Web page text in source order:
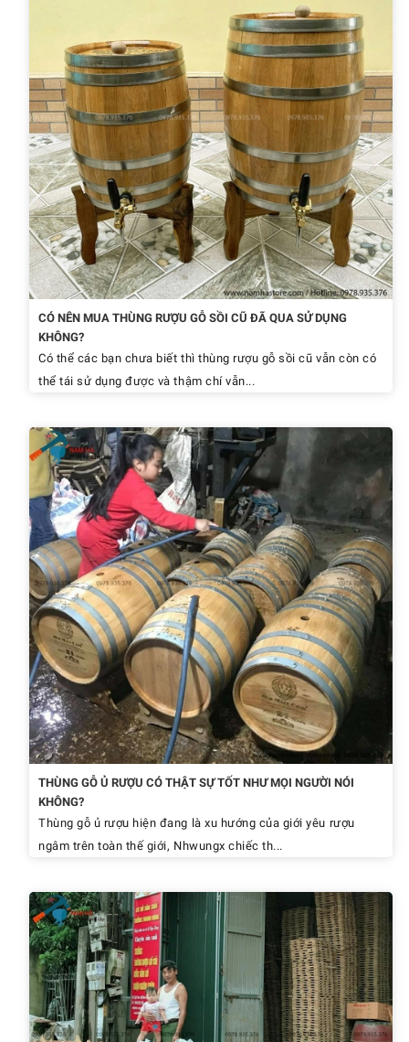
CÓ NÊN MUA THÙNG RƯỢU GỖ SỒI CŨ ĐÃ QUA SỬ DỤNG
KHÔNG?
Có thể các bạn chưa biết thì thùng rượu gỗ sồi cũ vẫn còn có
thể tái sử dụng được và thậm chí vẫn...
THÙNG GỖ Ủ RƯỢU CÓ THẬT SỰ TỐT NHƯ MỌI NGƯỜI NÓI
KHÔNG?
Thùng gỗ ủ rượu hiện đang là xu hướng của giới yêu rượu
ngâm trên toàn thế giới, Nhwungx chiếc th...